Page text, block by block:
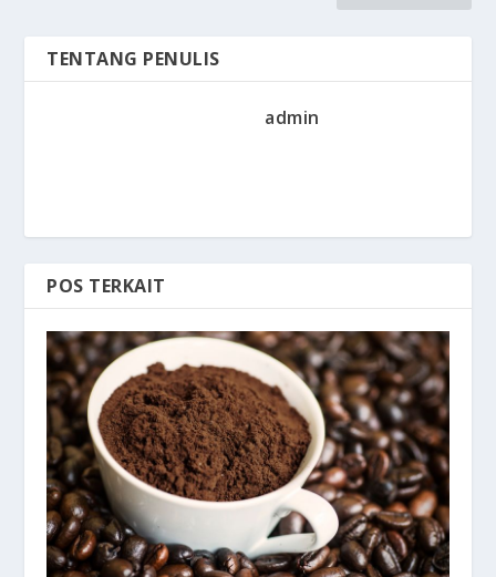
TENTANG PENULIS
admin
POS TERKAIT